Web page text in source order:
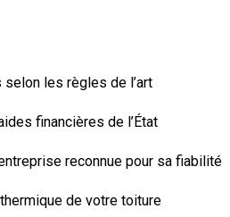
les règles de l’art
financières de l’État
reconnue pour sa fiabilité
de votre toiture